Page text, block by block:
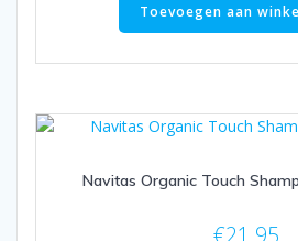
Toevoegen aan
Navitas Organic Touch